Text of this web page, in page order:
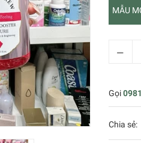
MẪU
Gọi
Chia sẻ: